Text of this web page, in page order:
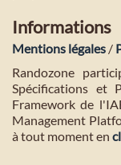
Informations
Mentions légales /
Randozone
Spécifications et
Framework de
Management
à tout moment en